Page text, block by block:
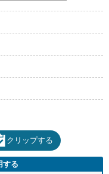
クリップする
する